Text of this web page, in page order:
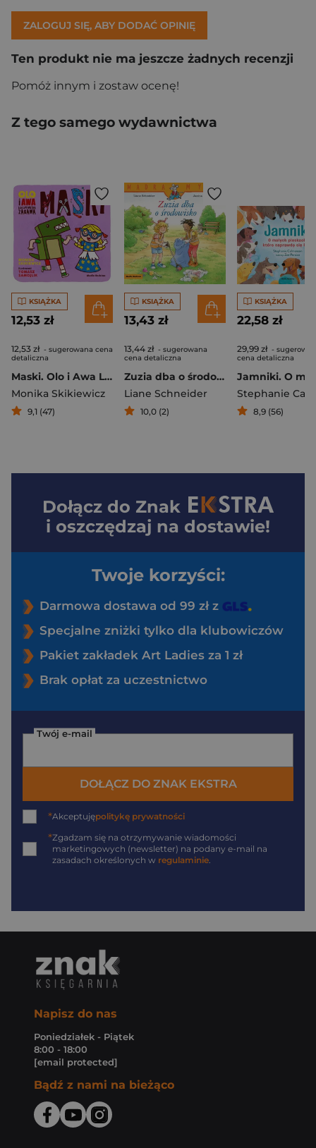
ZALOGUJ SIĘ, ABY DODAĆ OPINIĘ
Ten produkt nie ma jeszcze żadnych recenzji
Pomóż innym i zostaw ocenę!
Z tego samego wydawnictwa
KSIĄŻKA
12,53 zł
12,53 zł - sugerowana cena
detaliczna
Maski. Olo i Awa Logopedyczna zabawa
Monika Skikiewicz
9,1 (47)
KSIĄŻKA
13,43 zł
13,44 zł - sugerowana
cena detaliczna
Zuzia dba o środowisko. Mądra mysz
Liane Schneider
10,0 (2)
KSIĄŻKA
22,58 zł
29,99 zł -
cena detaliczna
8,9 (56)
Dołącz do Znak
i oszczędzaj na dostawie!
Twoje korzyści:
Darmowa dostawa od 99 zł z
Specjalne zniżki tylko dla klubowiczów
Pakiet zakładek Art Ladies za 1 zł
Brak opłat za uczestnictwo
Twój e-mail
DOŁĄCZ DO ZNAK EKSTRA
*Akceptujępolitykę prywatności
*Zgadzam się na otrzymywanie wiadomości
marketingowych (newsletter) na podany e-mail na
zasadach określonych w regulaminie.
Napisz do nas
Poniedziałek - Piątek
8:00 - 18:00
[email protected]
Bądź z nami na bieżąco